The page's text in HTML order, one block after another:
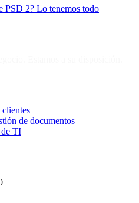
PSD 2? Lo tenemos todo
de documentos
de TI